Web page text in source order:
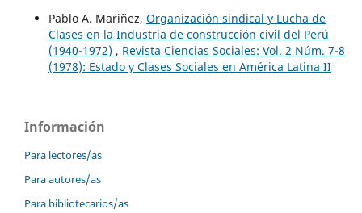
Pablo A. Mariñez, Organización sindical y Lucha de
Clases en la Industria de construcción civil del Perú
(1940-1972) , Revista Ciencias Sociales: Vol. 2 Núm. 7-8
(1978): Estado y Clases Sociales en América Latina II
Información
Para lectores/as
Para autores/as
Para bibliotecarios/as